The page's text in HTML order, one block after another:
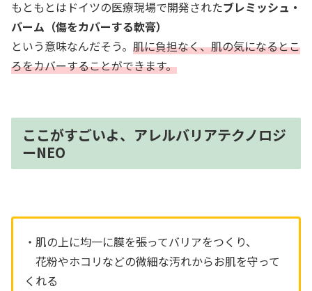
もともとはドイツの医療現場で開発されたブレミッシュ・
バーム（傷をカバーする軟膏）
という意味なんだそう。 肌に負担なく、肌の気になるとこ
ろをカバーすることができます。
ここがすごいよ、アレルバリアテクノロジ
ーNEO
・肌の上に均一に膜を張ってバリアをつくり、
花粉やホコリなどの微細な汚れからお肌を守って
くれる